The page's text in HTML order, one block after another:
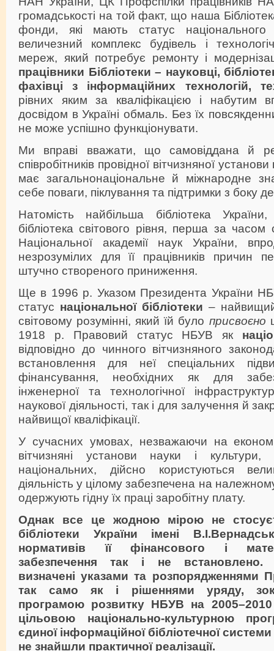
громадськості на той факт, що наша
фонди, які мають статус національного
величезний комплекс будівель і
мереж, який потребує ремонту і
працівники Бібліотеки – науковці,
фахівці з інформаційних технологій,
рівних яким за кваліфікацією і набутим
досвідом в Україні обмаль. Без їх
не може успішно функціонувати.
Ми вправі вважати, що самовіддана й
співробітників провідної вітчизняної
має загальнонаціональне й міжнародне
себе поваги, піклування та підтримки з боку
Натомість найбільша бібліотека
бібліотека світового рівня, перша за
Національної академії наук України,
незрозумілих для її працівників причин
штучно створеного приниження.
Ще в 1996 р. Указом Президента України
статус національної бібліотеки –
світовому розумінні, який їй було присвоєно
1918 р. Правовий статус НБУВ як
відповідно до чинного вітчизняного
встановлення для неї спеціальних
фінансування, необхідних як для
інженерної та технологічної
наукової діяльності, так і для залучення й
найвищої кваліфікації.
У сучасних умовах, незважаючи на
вітчизняні установи науки і
національних, дійсно користуються
діяльність у цілому забезпечена на належному
одержують гідну їх праці заробітну плату.
Однак все це жодною мірою не
бібліотеки України імені
нормативів її фінансового і
забезпечення так і не встановлено.
визначені указами та розпорядженнями
так само як і рішеннями уряду,
програмою розвитку НБУВ на
цільовою національно-культурною
єдиної інформаційної бібліотечної
не знайшли практичної реалізації.